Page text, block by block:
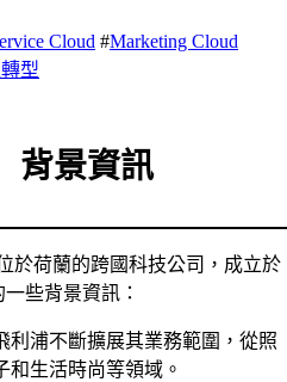
Cloud #Marketing Cloud
型
背景資訊
於荷蘭的跨國科技公司，成立於
些背景資訊：
利浦不斷擴展其業務範圍，從照
和生活時尚等領域。